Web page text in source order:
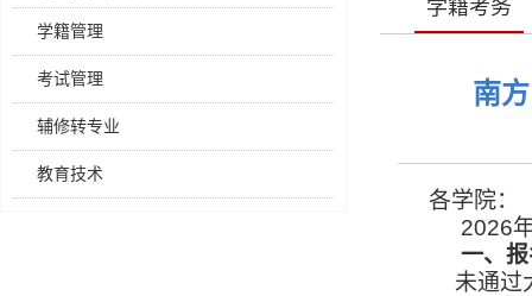
学籍管理
考试管理
辅修转专业
教育技术
学籍考务
南
各学院：
2026
一、报
未通过